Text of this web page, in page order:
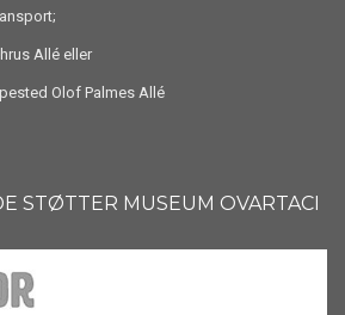
Allé eller
Olof Palmes Allé
STØTTER MUSEUM OVARTACI